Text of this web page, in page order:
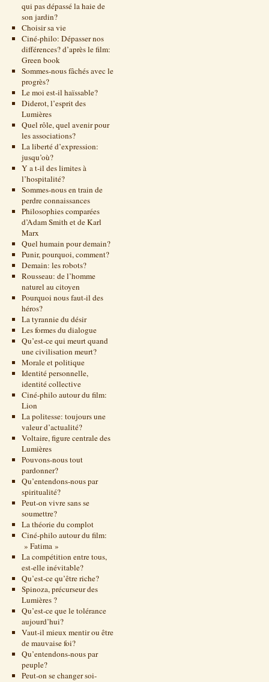
qui pas dépassé la haie de
son jardin?
Choisir sa vie
Ciné-philo: Dépasser nos
différences? d’après le film:
Green book
Sommes-nous fâchés avec le
progrès?
Le moi est-il haïssable?
Diderot, l’esprit des
Lumières
Quel rôle, quel avenir pour
les associations?
La liberté d’expression:
jusqu’où?
Y a t-il des limites à
l’hospitalité?
Sommes-nous en train de
perdre connaissances
Philosophies comparées
d’Adam Smith et de Karl
Marx
Quel humain pour demain?
Punir, pourquoi, comment?
Demain: les robots?
Rousseau: de l’homme
naturel au citoyen
Pourquoi nous faut-il des
héros?
La tyrannie du désir
Les formes du dialogue
Qu’est-ce qui meurt quand
une civilisation meurt?
Morale et politique
Identité personnelle,
identité collective
Ciné-philo autour du film:
Lion
La politesse: toujours une
valeur d’actualité?
Voltaire, figure centrale des
Lumières
Pouvons-nous tout
pardonner?
Qu’entendons-nous par
spiritualité?
Peut-on vivre sans se
soumettre?
La théorie du complot
Ciné-philo autour du film:
» Fatima »
La compétition entre tous,
est-elle inévitable?
Qu’est-ce qu’être riche?
Spinoza, précurseur des
Lumières ?
Qu’est-ce que le tolérance
aujourd’hui?
Vaut-il mieux mentir ou être
de mauvaise foi?
Qu’entendons-nous par
peuple?
Peut-on se changer soi-